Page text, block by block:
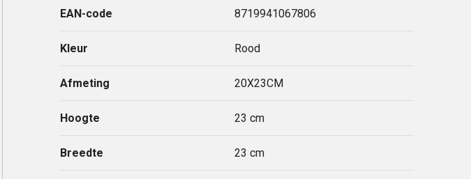
EAN-code 8719941067806
Kleur Rood
Afmeting 20X23CM
Hoogte 23 cm
Breedte 23 cm